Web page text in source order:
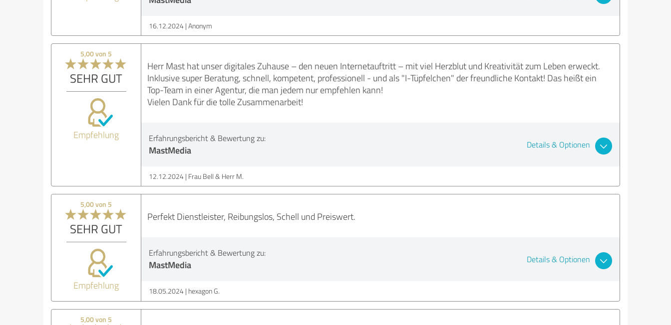
16.12.2024 Anonym
5,00 von 5
SEHR GUT
Empfehlung
Herr Mast hat unser digitales Zuhause – den neuen Internetauftritt – mit viel Herzblut und Kreativität zum Leben erweckt.
Inklusive super Beratung, schnell, kompetent, professionell - und als "I-Tüpfelchen" der freundliche Kontakt! Das heißt ein
Top-Team in einer Agentur, die man jedem nur empfehlen kann!
Vielen Dank für die tolle Zusammenarbeit!
Erfahrungsbericht & Bewertung zu:
MastMedia Details & Optionen
12.12.2024 Frau Bell & Herr M.
5,00 von 5
SEHR GUT
Empfehlung
Perfekt Dienstleister, Reibungslos, Schell und Preiswert.
Erfahrungsbericht & Bewertung zu:
MastMedia Details & Optionen
18.05.2024 hexagon G.
5,00 von 5